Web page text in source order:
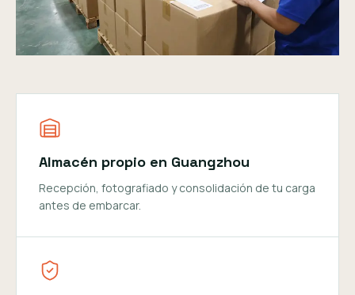
Almacén propio en Guangzhou
Recepción, fotografiado y consolidación de tu carga
antes de embarcar.